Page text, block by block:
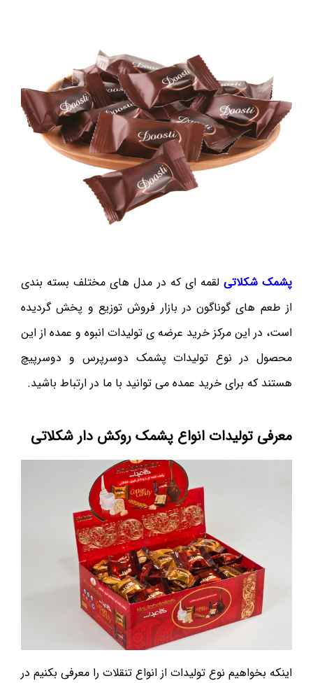
پشمک شکلاتی لقمه ای که در مدل های مختلف بسته بندی
از طعم های گوناگون در بازار فروش توزیع و پخش گردیده
است، در این مرکز خرید عرضه ی تولیدات انبوه و عمده از این
محصول در نوع تولیدات پشمک دوسرپرس و دوسرپیچ
هستند که برای خرید عمده می توانید با ما در ارتباط باشید.
معرفی تولیدات انواع پشمک روکش دار شکلاتی
اینکه بخواهیم نوع تولیدات از انواع تنقلات را معرفی بکنیم در